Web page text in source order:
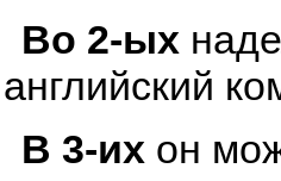
Во 2-ых
английский
В 3-их он